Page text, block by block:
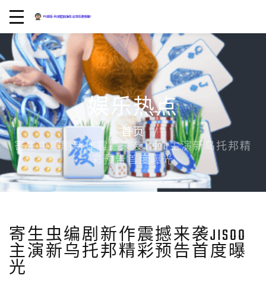
娱乐热点
首页
寄生虫编剧新作震撼来袭JISOO主演新乌托邦精
彩预告首度曝光
寄生虫编剧新作震撼来袭JISOO
主演新乌托邦精彩预告首度曝
光